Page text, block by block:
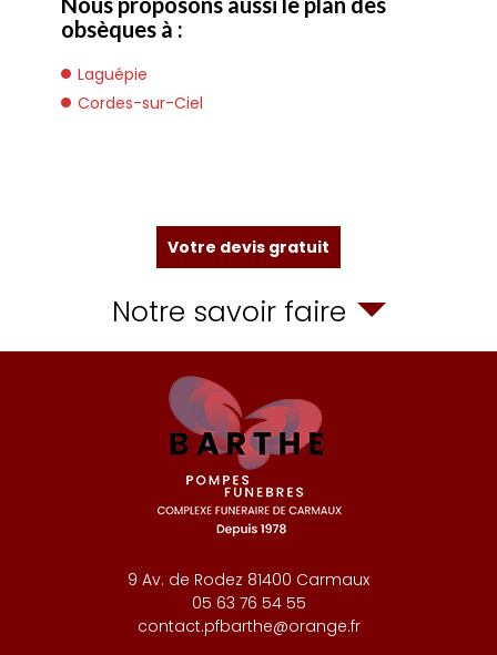
obsèques à :
Laguépie
Cordes-sur-Ciel
Votre devis gratuit
Notre savoir faire
9 Av. de Rodez 81400 Carmaux
05 63 76 54 55
contact.pfbarthe@orange.fr